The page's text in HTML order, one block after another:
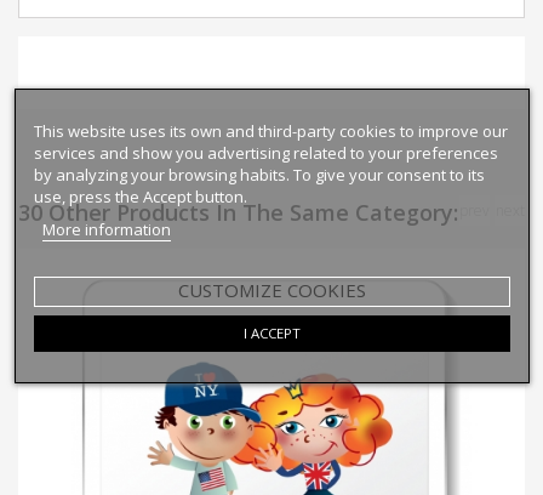
30 Other Products In The Same Category:
This website uses its own and third-party cookies to improve our
services and show you advertising related to your preferences
by analyzing your browsing habits. To give your consent to its
use, press the Accept button.
More information
CUSTOMIZE COOKIES
I ACCEPT